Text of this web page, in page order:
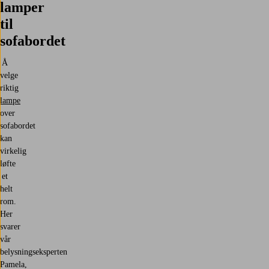
lamper
til
sofabordet
Å
velge
riktig
lampe
over
sofabordet
kan
virkelig
løfte
et
helt
rom.
Her
svarer
vår
belysningseksperten
Pamela,